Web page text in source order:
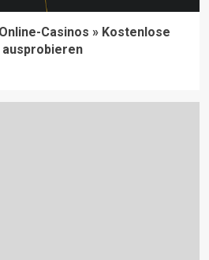
Casinos » Kostenlose